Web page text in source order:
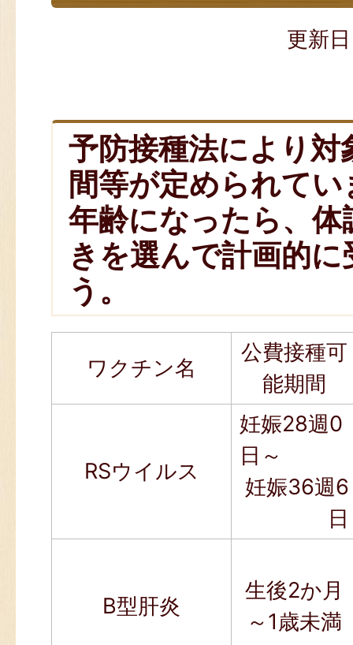
更新
予防接種法により対
間等が定められて
年齢になったら、体
きを選んで計画的
う。
ワクチン名
公費接種可
能期間
RSウイルス
妊娠28週0
日～
妊娠36週6
日
B型肝炎
生後2か月
～1歳未満